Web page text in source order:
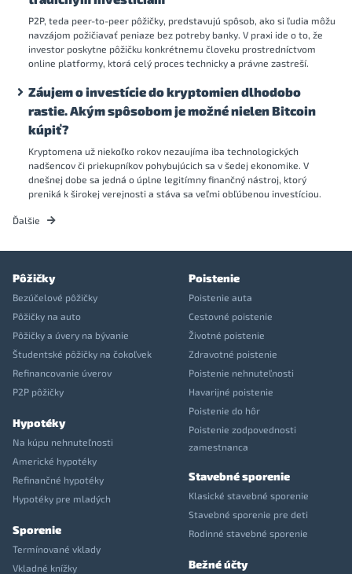
P2P, teda peer-to-peer pôžičky, predstavujú spôsob, ako si ľudia môžu
navzájom požičiavať peniaze bez potreby banky. V praxi ide o to, že
investor poskytne pôžičku konkrétnemu človeku prostredníctvom
online platformy, ktorá celý proces technicky a právne zastreší.
Záujem o investície do kryptomien dlhodobo
rastie. Akým spôsobom je možné nielen Bitcoin
kúpiť?
Kryptomena už niekoľko rokov nezaujíma iba technologických
nadšencov či priekupníkov pohybujúcich sa v šedej ekonomike. V
dnešnej dobe sa jedná o úplne legitímny finančný nástroj, ktorý
preniká k širokej verejnosti a stáva sa veľmi obľúbenou investíciou.
Ďalšie
Pôžičky
Bezúčelové pôžičky
Pôžičky na auto
Pôžičky a úvery na bývanie
Študentské pôžičky na čokoľvek
Refinancovanie úverov
P2P pôžičky
Hypotéky
Na kúpu nehnuteľnosti
Americké hypotéky
Refinančné hypotéky
Hypotéky pre mladých
Sporenie
Termínované vklady
Vkladné knížky
Poistenie
Poistenie auta
Cestovné poistenie
Životné poistenie
Zdravotné poistenie
Poistenie nehnuteľnosti
Havarijné poistenie
Poistenie do hôr
Poistenie zodpovednosti
zamestnanca
Stavebné sporenie
Klasické stavebné sporenie
Stavebné sporenie pre deti
Rodinné stavebné sporenie
Bežné účty